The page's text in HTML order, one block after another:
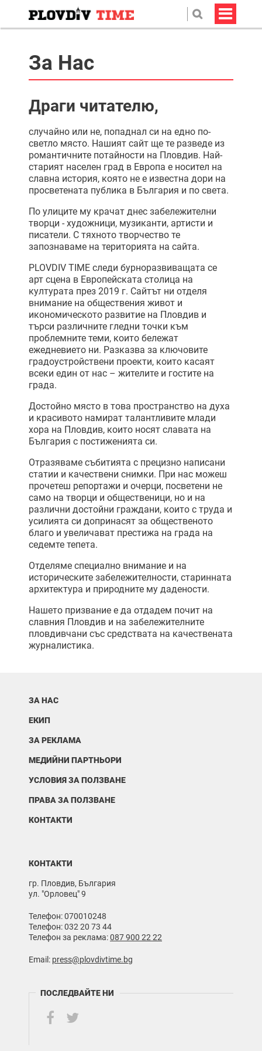
За Нас
Драги читателю,
случайно или не, попаднал си на едно по-
светло място. Нашият сайт ще те разведе из
романтичните потайности на Пловдив. Най-
старият населен град в Европа е носител на
славна история, която не е известна дори на
просветената публика в България и по света.
По улиците му крачат днес забележителни
творци - художници, музиканти, артисти и
писатели. С тяхното творчество те
запознаваме на територията на сайта.
PLOVDIV TIME следи бурноразвиващата се
арт сцена в Европейската столица на
културата през 2019 г. Сайтът ни отделя
внимание на обществения живот и
икономическото развитие на Пловдив и
търси различните гледни точки към
проблемните теми, които бележат
ежедневието ни. Разказва за ключовите
градоустройствени проекти, които касаят
всеки един от нас – жителите и гостите на
града.
Достойно място в това пространство на духа
и красивото намират талантливите млади
хора на Пловдив, които носят славата на
България с постиженията си.
Отразяваме събитията с прецизно написани
статии и качествени снимки. При нас можеш
прочетеш репортажи и очерци, посветени не
само на творци и общественици, но и на
различни достойни граждани, които с труда и
усилията си допринасят за общественото
благо и увеличават престижа на града на
седемте тепета.
Отделяме специално внимание и на
историческите забележителности, старинната
архитектура и природните му дадености.
Нашето призвание е да отдадем почит на
славния Пловдив и на забележителните
пловдивчани със средствата на качествената
журналистика.
ЗА НАС
ЕКИП
ЗА РЕКЛАМА
МЕДИЙНИ ПАРТНЬОРИ
УСЛОВИЯ ЗА ПОЛЗВАНЕ
ПРАВА ЗА ПОЛЗВАНЕ
КОНТАКТИ
КОНТАКТИ
гр. Пловдив, България
ул. "Орловец" 9
Телефон: 070010248
Телефон: 032 20 73 44
Телефон за реклама:087 900 22 22
Email: press@plovdivtime.bg
ПОСЛЕДВАЙТЕ НИ